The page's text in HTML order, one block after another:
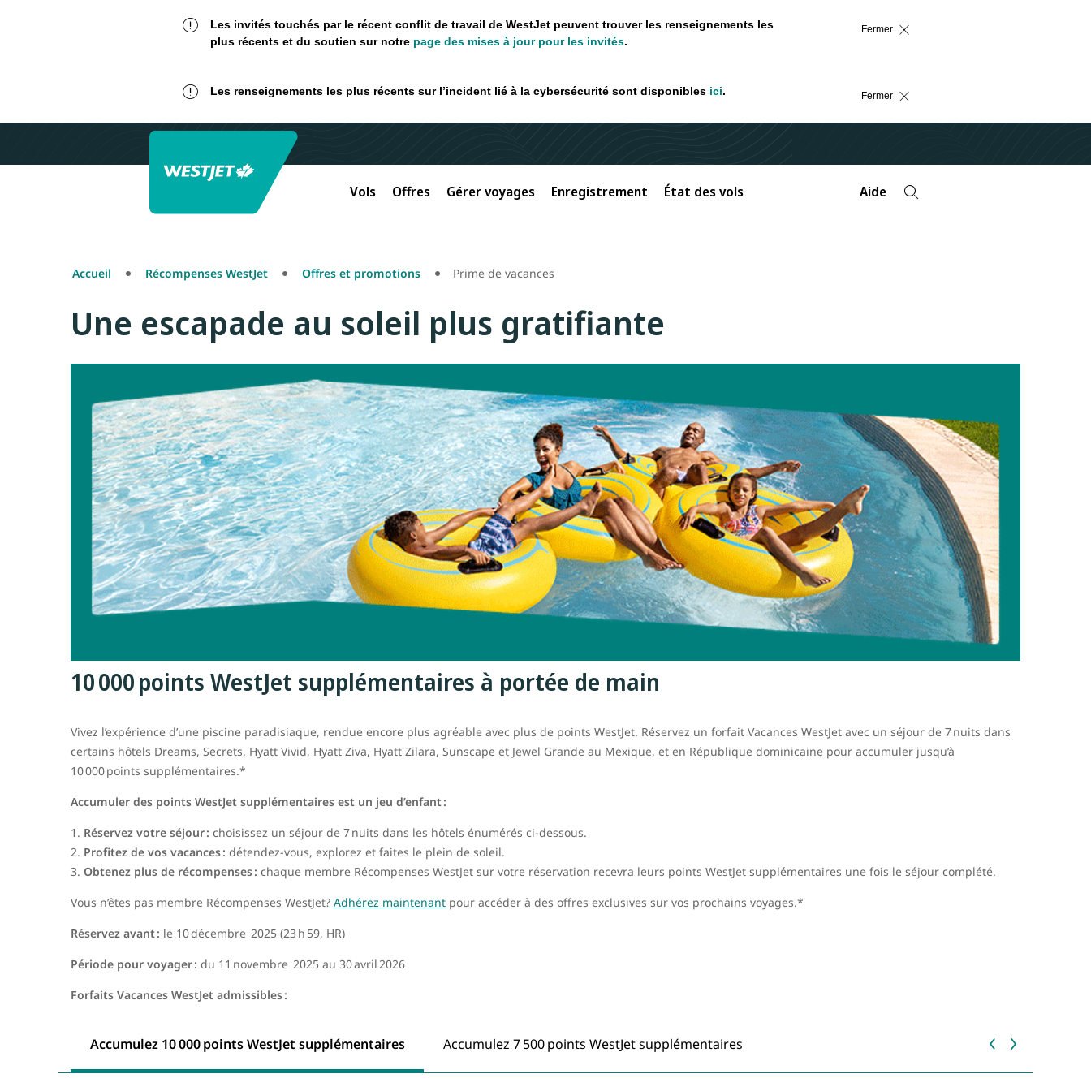
Les invités touchés par le récent conflit de travail de WestJet peuvent trouver les renseignements les
plus récents et du soutien sur notre page des mises à jour pour les invités.
Fermer
Les renseignements les plus récents sur l’incident lié à la cybersécurité sont disponibles ici. Fermer
Vols Offres Gérer voyages Enregistrement État des vols Aide
Accueil Récompenses WestJet Offres et promotions Prime de vacances
Une escapade au soleil plus gratifiante
10 000 points WestJet supplémentaires à portée de main
Vivez l’expérience d’une piscine paradisiaque, rendue encore plus agréable avec plus de points WestJet. Réservez un forfait Vacances WestJet avec un séjour de 7 nuits dans
certains hôtels Dreams, Secrets, Hyatt Vivid, Hyatt Ziva, Hyatt Zilara, Sunscape et Jewel Grande au Mexique, et en République dominicaine pour accumuler jusqu’à
10 000 points supplémentaires.*
Accumuler des points WestJet supplémentaires est un jeu d’enfant :
Réservez votre séjour : choisissez un séjour de 7 nuits dans les hôtels énumérés ci-dessous.
Profitez de vos vacances : détendez-vous, explorez et faites le plein de soleil.
Obtenez plus de récompenses : chaque membre Récompenses WestJet sur votre réservation recevra leurs points WestJet supplémentaires une fois le séjour complété.
Vous n’êtes pas membre Récompenses WestJet? Adhérez maintenant pour accéder à des offres exclusives sur vos prochains voyages.*
Réservez avant : le 10 décembre 2025 (23 h 59, HR)
Période pour voyager : du 11 novembre 2025 au 30 avril 2026
Forfaits Vacances WestJet admissibles :
Accumulez 10 000 points WestJet supplémentaires Accumulez 7 500 points WestJet supplémentaires